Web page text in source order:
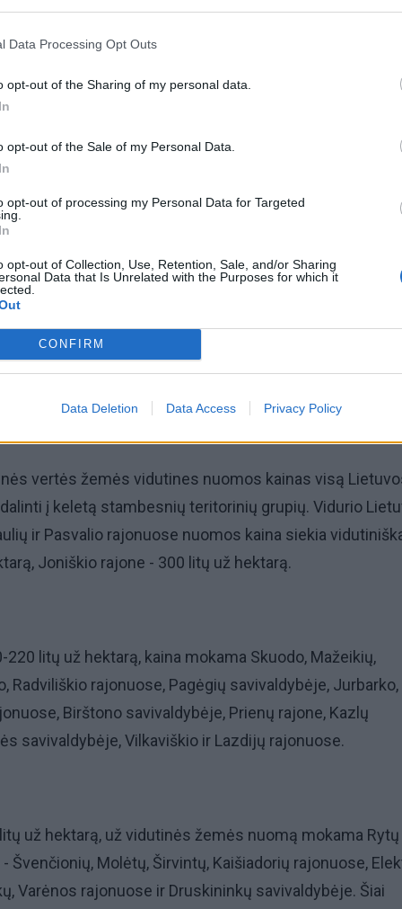
Data Processing Opt Outs
opt-out of the Sharing of my personal data.
opt-out of the Sale of my Personal Data.
opt-out of processing my Personal Data for Targeted
opt-out of Collection, Use, Retention, Sale, and/or Sharing
Data that Is Unrelated with the Purposes for which it
CONFIRM
Data Deletion Data Access Privacy Policy
2009 m. sumažėjo apie 11 proc. už dirbamą žemę
4 proc. už pievas ir ganyklas (111 litų už hektarą).
kainos sumažėjo Vakarų Lietuvoje už įvairios ūkinės
ir Rytų Lietuvoje už vidutinės ir geros ūkinės vertės
kainos sumažėjo 9-10 proc., tačiau už geros ūkinės
nepakitusios. Vidurio Lietuvoje nuomos kainos už
vertės žemės vidutines nuomos kainas visą
į keletą stambesnių teritorinių grupių. Vidurio
ir Pasvalio rajonuose nuomos kaina siekia
Joniškio rajone - 300 litų už hektarą.
220 litų už hektarą, kaina mokama Skuodo, Mažeikių,
Radviliškio rajonuose, Pagėgių savivaldybėje, Jurbarko,
Birštono savivaldybėje, Prienų rajone, Kazlų
savivaldybėje, Vilkaviškio ir Lazdijų rajonuose.
už hektarą, už vidutinės žemės nuomą mokama Rytų
Švenčionių, Molėtų, Širvintų, Kaišiadorių rajonuose,
Varėnos rajonuose ir Druskininkų savivaldybėje. Šiai